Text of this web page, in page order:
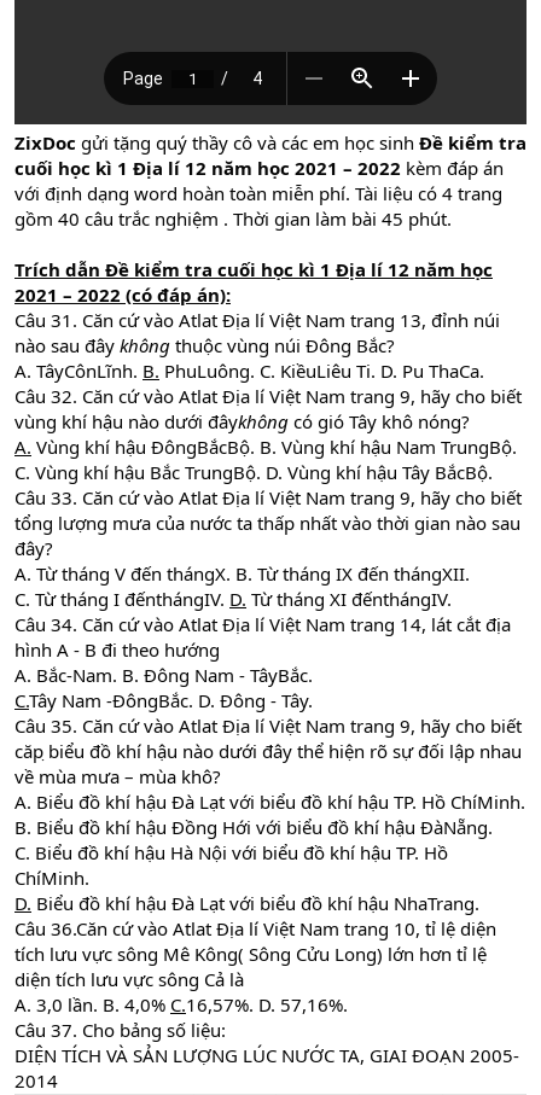
ZixDoc gửi tặng quý thầy cô và các em học sinh Đề kiểm tra
cuối học kì 1 Địa lí 12 năm học 2021 – 2022 kèm đáp án
với định dạng word hoàn toàn miễn phí. Tài liệu có 4 trang
gồm 40 câu trắc nghiệm . Thời gian làm bài 45 phút.
Trích dẫn Đề kiểm tra cuối học kì 1 Địa lí 12 năm học
2021 – 2022 (có đáp án):
Câu 31. Căn cứ vào Atlat Địa lí Việt Nam trang 13, đỉnh núi
nào sau đây không thuộc vùng núi Đông Bắc?
A. TâyCônLĩnh. B. PhuLuông. C. KiềuLiêu Ti. D. Pu ThaCa.
Câu 32. Căn cứ vào Atlat Địa lí Việt Nam trang 9, hãy cho biết
vùng khí hậu nào dưới đâykhông có gió Tây khô nóng?
A. Vùng khí hậu ĐôngBắcBộ. B. Vùng khí hậu Nam TrungBộ.
C. Vùng khí hậu Bắc TrungBộ. D. Vùng khí hậu Tây BắcBộ.
Câu 33. Căn cứ vào Atlat Địa lí Việt Nam trang 9, hãy cho biết
tổng lượng mưa của nước ta thấp nhất vào thời gian nào sau
đây?
A. Từ tháng V đến thángX. B. Từ tháng IX đến thángXII.
C. Từ tháng I đếnthángIV. D. Từ tháng XI đếnthángIV.
Câu 34. Căn cứ vào Atlat Địa lí Việt Nam trang 14, lát cắt địa
hình A - B đi theo hướng
A. Bắc-Nam. B. Đông Nam - TâyBắc.
C.Tây Nam -ĐôngBắc. D. Đông - Tây.
Câu 35. Căn cứ vào Atlat Địa lí Việt Nam trang 9, hãy cho biết
căp ̣biểu đồ khí hậu nào dưới đây thể hiện rõ sự đối lập nhau
về mùa mưa – mùa khô?
A. Biểu đồ khí hậu Đà Lạt với biểu đồ khí hậu TP. Hồ ChíMinh.
B. Biểu đồ khí hậu Đồng Hới với biểu đồ khí hậu ĐàNẵng.
C. Biểu đồ khí hậu Hà Nội với biểu đồ khí hậu TP. Hồ
ChíMinh.
D. Biểu đồ khí hậu Đà Lạt với biểu đồ khí hậu NhaTrang.
Câu 36.Căn cứ vào Atlat Địa lí Việt Nam trang 10, tỉ lệ diện
tích lưu vực sông Mê Kông( Sông Cửu Long) lớn hơn tỉ lệ
diện tích lưu vực sông Cả là
A. 3,0 lần. B. 4,0% C.16,57%. D. 57,16%.
Câu 37. Cho bảng số liệu:
DIỆN TÍCH VÀ SẢN LƯỢNG LÚC NƯỚC TA, GIAI ĐOẠN 2005-
2014